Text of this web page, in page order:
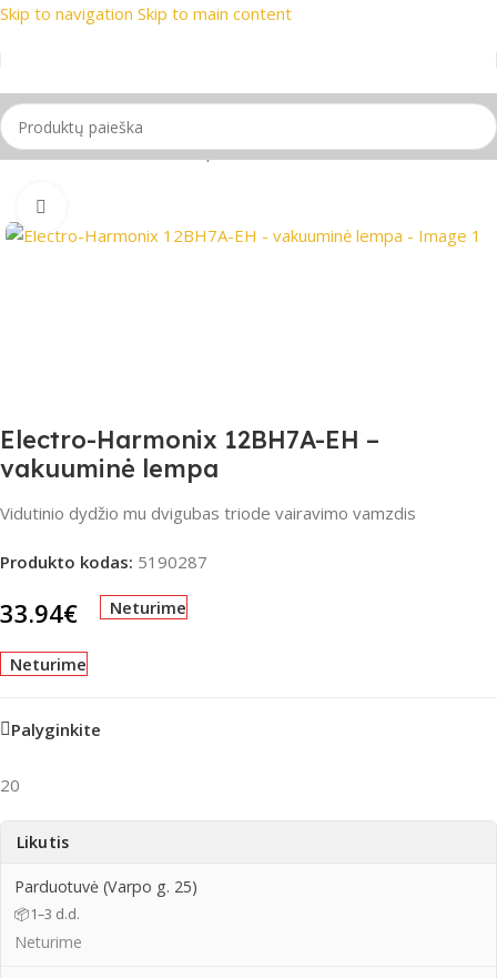
Skip to navigation Skip to main content
📦 Nemokamas
Pradžia/Gitaros/Gitaros stiprintuvai
Electro-Harmonix 12BH7A-EH –
vakuuminė lempa
Vidutinio dydžio mu dvigubas triode vairavimo vamzdis
Produkto kodas: 5190287
33.94€ Neturime
Neturime
Palyginkite
20
Likutis
Parduotuvė (Varpo g. 25)
📦1–3 d.d.
Neturime